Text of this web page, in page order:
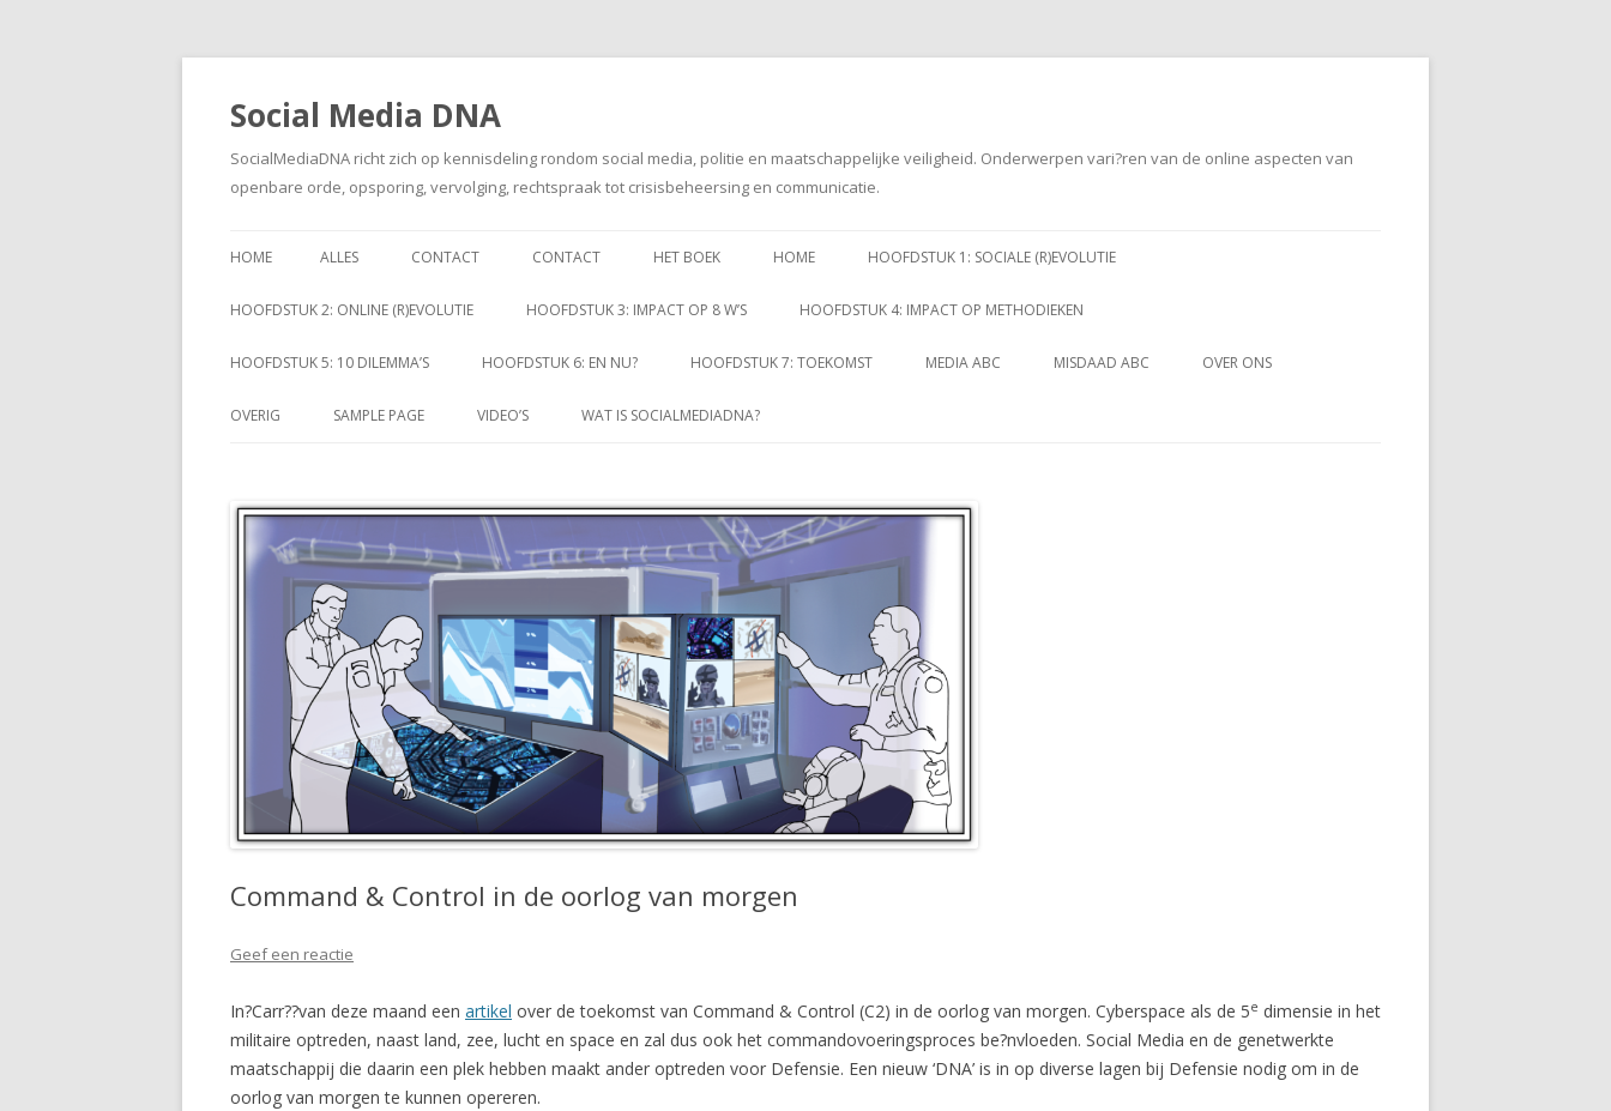
Social Media DNA
SocialMediaDNA richt zich op kennisdeling rondom social media, politie en maatschappelijke veiligheid. Onderwerpen vari?ren van de online aspecten van
openbare orde, opsporing, vervolging, rechtspraak tot crisisbeheersing en communicatie.
naar
HOME ALLES CONTACT CONTACT HET BOEK HOME HOOFDSTUK 1: SOCIALE (R)EVOLUTIE
HOOFDSTUK 2: ONLINE (R)EVOLUTIE HOOFDSTUK 3: IMPACT OP 8 W’S HOOFDSTUK 4: IMPACT OP METHODIEKEN
HOOFDSTUK 5: 10 DILEMMA’S HOOFDSTUK 6: EN NU? HOOFDSTUK 7: TOEKOMST MEDIA ABC MISDAAD ABC OVER ONS
OVERIG SAMPLE PAGE VIDEO’S WAT IS SOCIALMEDIADNA?
Command & Control in de oorlog van morgen
Geef een reactie
In?Carr??van deze maand een artikel over de toekomst van Command & Control (C2) in de oorlog van morgen. Cyberspace als de 5e dimensie in het
militaire optreden, naast land, zee, lucht en space en zal dus ook het commandovoeringsproces be?nvloeden. Social Media en de genetwerkte
maatschappij die daarin een plek hebben maakt ander optreden voor Defensie. Een nieuw ‘DNA’ is in op diverse lagen bij Defensie nodig om in de
oorlog van morgen te kunnen opereren.